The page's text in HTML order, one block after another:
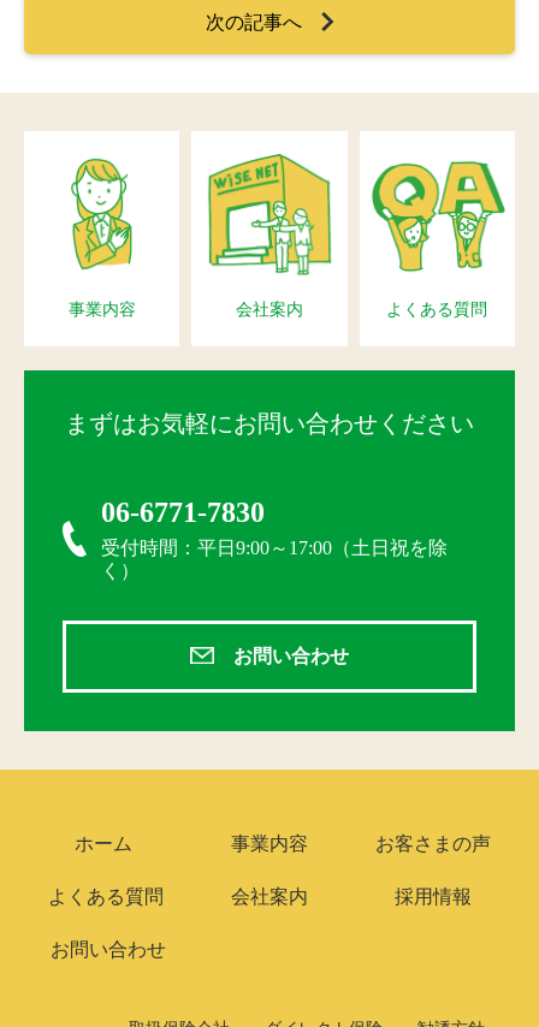
次の記事へ
事業内容 会社案内 よくある質問
まずはお気軽にお問い合わせください
06-6771-7830
受付時間：平日9:00～17:00（土日祝を除
く）
お問い合わせ
ホーム 事業内容 お客さまの声
よくある質問 会社案内 採用情報
お問い合わせ